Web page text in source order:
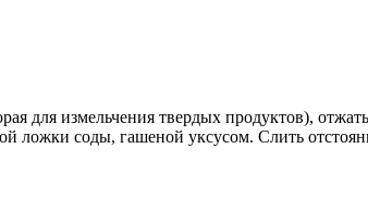
для измельчения твердых продуктов),
ложки соды, гашеной уксусом. Слить